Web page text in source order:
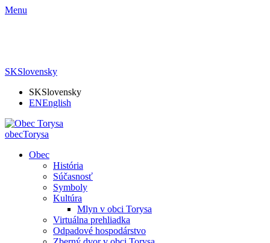
Menu
SKSlovensky
SKSlovensky
ENEnglish
obecTorysa
Obec
História
Súčasnosť
Symboly
Kultúra
Mlyn v obci Torysa
Virtuálna prehliadka
Odpadové hospodárstvo